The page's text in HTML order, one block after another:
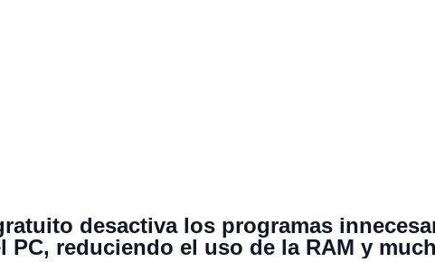
desactiva los programas
PC, reduciendo el uso de la RAM y